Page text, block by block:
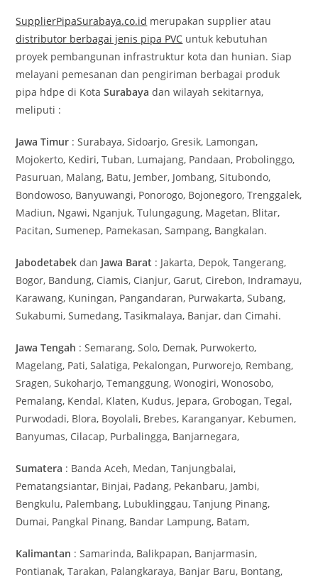
SupplierPipaSurabaya.co.id merupakan supplier atau
distributor berbagai jenis pipa PVC untuk kebutuhan
proyek pembangunan infrastruktur kota dan hunian. Siap
melayani pemesanan dan pengiriman berbagai produk
pipa hdpe di KotaSurabayadan wilayah sekitarnya,
meliputi :
Jawa Timur : Surabaya, Sidoarjo, Gresik, Lamongan,
Mojokerto, Kediri, Tuban, Lumajang, Pandaan, Probolinggo,
Pasuruan, Malang, Batu, Jember, Jombang, Situbondo,
Bondowoso, Banyuwangi, Ponorogo, Bojonegoro, Trenggalek,
Madiun, Ngawi, Nganjuk, Tulungagung, Magetan, Blitar,
Pacitan, Sumenep, Pamekasan, Sampang, Bangkalan.
Jabodetabek dan Jawa Barat : Jakarta, Depok, Tangerang,
Bogor, Bandung, Ciamis, Cianjur, Garut, Cirebon, Indramayu,
Karawang, Kuningan, Pangandaran, Purwakarta, Subang,
Sukabumi, Sumedang, Tasikmalaya, Banjar, dan Cimahi.
Jawa Tengah : Semarang, Solo, Demak, Purwokerto,
Magelang, Pati, Salatiga, Pekalongan, Purworejo, Rembang,
Sragen, Sukoharjo, Temanggung, Wonogiri, Wonosobo,
Pemalang, Kendal, Klaten, Kudus, Jepara, Grobogan, Tegal,
Purwodadi, Blora, Boyolali, Brebes, Karanganyar, Kebumen,
Banyumas, Cilacap, Purbalingga, Banjarnegara,
Sumatera : Banda Aceh, Medan, Tanjungbalai,
Pematangsiantar, Binjai, Padang, Pekanbaru, Jambi,
Bengkulu, Palembang, Lubuklinggau, Tanjung Pinang,
Dumai, Pangkal Pinang, Bandar Lampung, Batam,
Kalimantan : Samarinda, Balikpapan, Banjarmasin,
Pontianak, Tarakan, Palangkaraya, Banjar Baru, Bontang,